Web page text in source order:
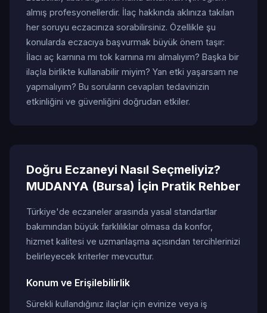
almış profesyonellerdir. İlaç hakkında aklınıza takılan
her soruyu eczacınıza sorabilirsiniz. Özellikle şu
konularda eczacıya başvurmak büyük önem taşır:
İlacı aç karnına mı tok karnına mı almalıyım? Başka bir
ilaçla birlikte kullanabilir miyim? Yan etki yaşarsam ne
yapmalıyım? Bu soruların cevapları tedavinizin
etkinliğini ve güvenliğini doğrudan etkiler.
Doğru Eczaneyi Nasıl Seçmeliyiz?
MUDANYA (Bursa) İçin Pratik Rehber
Türkiye'de eczaneler arasında yasal standartlar
bakımından büyük farklılıklar olmasa da konfor,
hizmet kalitesi ve uzmanlaşma açısından tercihlerinizi
belirleyecek kriterler mevcuttur.
Konum ve Erişilebilirlik
Sürekli kullandığınız ilaçlar için evinize veya iş